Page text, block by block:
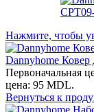
Нажмите, чтобы
Dannyhome
Первоначальная
цена: 95 MDL.
Вернуться к